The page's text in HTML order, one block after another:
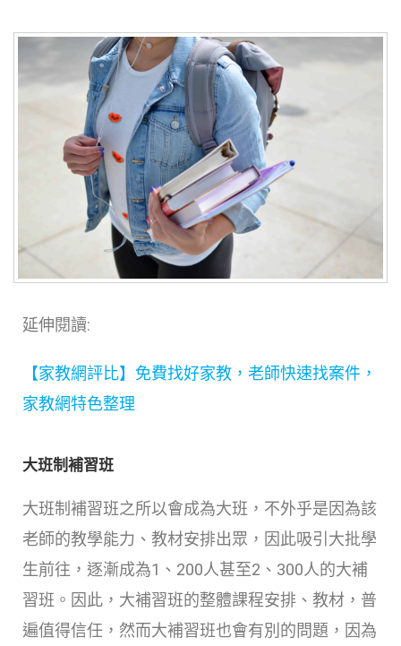
延伸閱讀:
【家教網評比】免費找好家教，老師快速找案件，
家教網特色整理
大班制補習班
大班制補習班之所以會成為大班，不外乎是因為該
老師的教學能力、教材安排出眾，因此吸引大批學
生前往，逐漸成為1、200人甚至2、300人的大補
習班。因此，大補習班的整體課程安排、教材，普
遍值得信任，然而大補習班也會有別的問題，因為